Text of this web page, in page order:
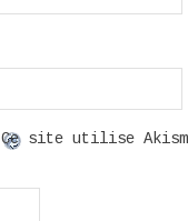
Ce site utilise